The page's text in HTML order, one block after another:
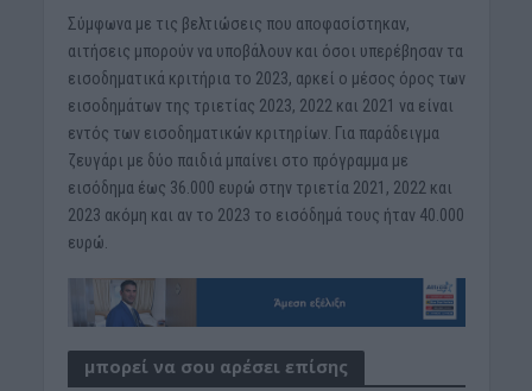
Σύμφωνα με τις βελτιώσεις που αποφασίστηκαν,
αιτήσεις μπορούν να υποβάλουν και όσοι υπερέβησαν τα
εισοδηματικά κριτήρια το 2023, αρκεί ο μέσος όρος των
εισοδημάτων της τριετίας 2023, 2022 και 2021 να είναι
εντός των εισοδηματικών κριτηρίων. Για παράδειγμα
ζευγάρι με δύο παιδιά μπαίνει στο πρόγραμμα με
εισόδημα έως 36.000 ευρώ στην τριετία 2021, 2022 και
2023 ακόμη και αν το 2023 το εισόδημά τους ήταν 40.000
ευρώ.
μπορεί να σου αρέσει επίσης